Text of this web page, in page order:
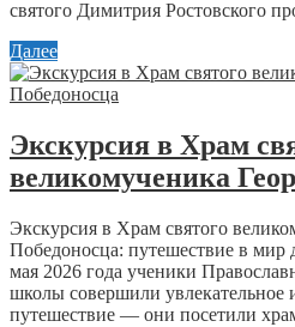
святого Димитрия Ростовского
Далее
Экскурсия в Храм
великомученика
Экскурсия в Храм святого
Победоносца: путешествие в мир
мая 2026 года ученики
школы совершили увлекательное
путешествие — они посетили